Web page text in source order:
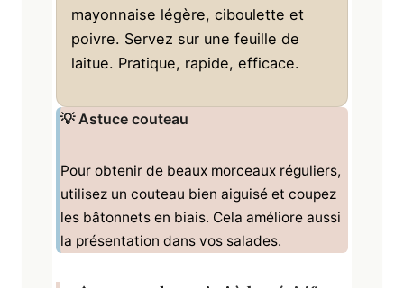
mayonnaise légère, ciboulette et
poivre. Servez sur une feuille de
laitue. Pratique, rapide, efficace.
💡 Astuce couteau
Pour obtenir de beaux morceaux réguliers,
utilisez un couteau bien aiguisé et coupez
les bâtonnets en biais. Cela améliore aussi
la présentation dans vos salades.